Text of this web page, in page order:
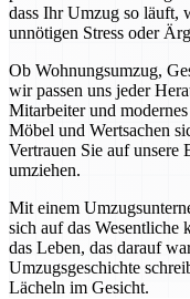
dass Ihr Umzug so läuft,
unnötigen Stress oder
Ob Wohnungsumzug,
wir passen uns jeder
Mitarbeiter und
Möbel und Wertsachen
Vertrauen Sie auf unsere
umziehen.
Mit einem
sich auf das Wesentliche
das Leben, das darauf
Umzugsgeschichte
Lächeln im Gesicht.